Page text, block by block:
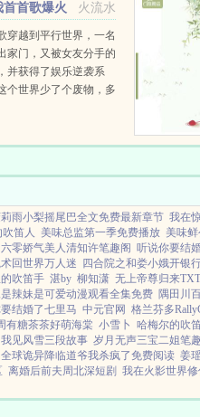
绎香艳与彪悍的人生...
火流水
首首歌爆火
穿越到平行世界，一名
家门，又被女友分手的
并获得了娱乐逆袭系
个世界少了个废物，多
价，永远只有一句，那
雨小梨摇尾巴全文免费最新章节 我在
吹笛人 美味总监第一季免费播放 美味
六零娇气美人清知许笔趣阁 听说你要结
回世界万人迷 四合院之和娄小娥开银
吹笛手 湛by 柳知潇 无上帝尊归来
辣妹是可爱动漫观看全集免费 隅田川
结婚了七里马 中元官网 格兰芬多
有糖茶茶好萌海棠 小雪卜 哈梅尔的吹
我见风雪三段故事 岁月无声三宝二姐笔
全球诡异降临道爷我杀疯了免费阅读 姜
离婚后前夫周北深短剧 我在火影世界